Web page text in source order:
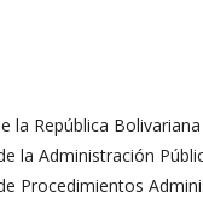
la República
la Administración
Procedimientos